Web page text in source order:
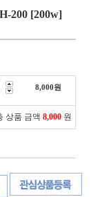
200 [200w]
8,000원
상품 금액 8,000 원